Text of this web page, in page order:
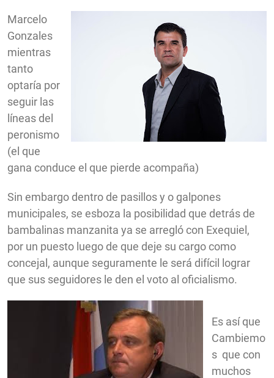
Marcelo
Gonzales
mientras
tanto
optaría por
seguir las
líneas del
peronismo
(el que
gana conduce el que pierde acompaña)
Sin embargo dentro de pasillos y o galpones
municipales, se esboza la posibilidad que detrás de
bambalinas manzanita ya se arregló con Exequiel,
por un puesto luego de que deje su cargo como
concejal, aunque seguramente le será difícil lograr
que sus seguidores le den el voto al oficialismo.
Es así que
Cambiemo
s que con
muchos